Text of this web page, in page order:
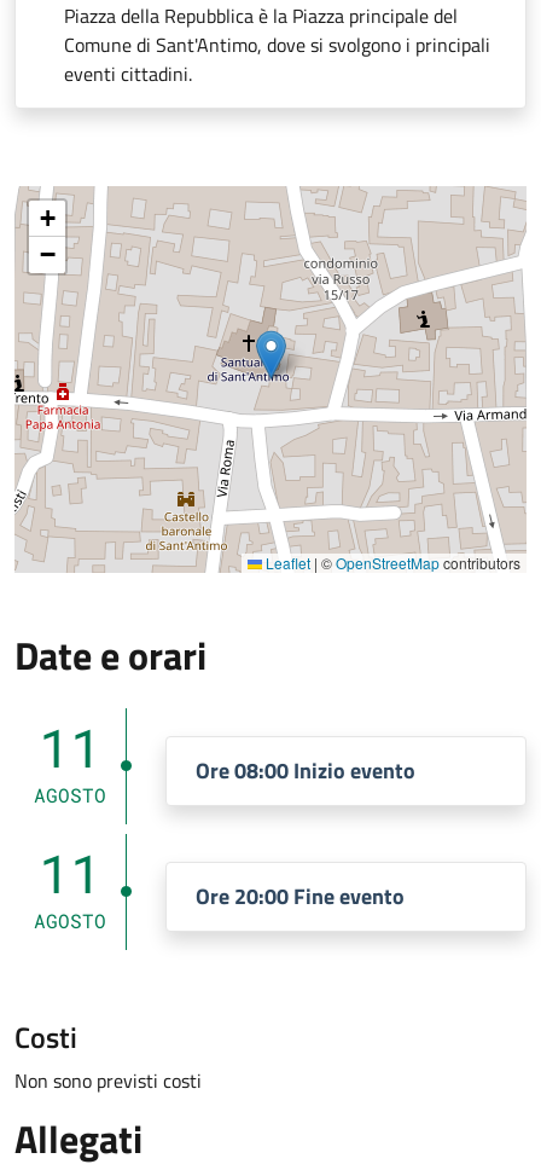
Piazza della Repubblica è la Piazza principale del
Comune di Sant'Antimo, dove si svolgono i principali
eventi cittadini.
+
−
Leaflet | ©OpenStreetMapcontributors
Date e orari
11
AGOSTO
Ore 08:00 Inizio evento
11
AGOSTO
Ore 20:00 Fine evento
Costi
Non sono previsti costi
Allegati